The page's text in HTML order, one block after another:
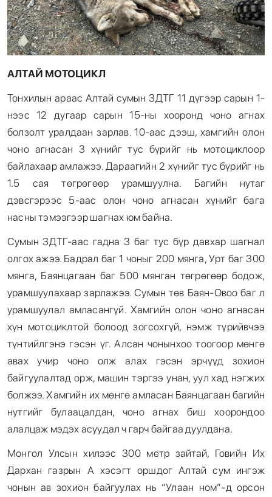
АЛТАЙ МОТОЦИКЛ
Тонхилын араас Алтай сумын ЗДТГ 11 дүгээр сарын 1-
нээс 12 дугаар сарын 15-ны хооронд чоно агнах
болзолт уралдаан зарлав. 10-аас дээш, хамгийн олон
чоно агнасан 3 хүнийг тус бүрийг нь мотоциклоор
байлахаар амлажээ. Дараагийн 2 хүнийг тус бүрийг нь
1.5 сая төгрөгөөр урамшуулна. Багийн нутаг
дэвсгэрээс 5-аас олон чоно агнасан хүнийг бага
насны тэмээгээр шагнах юм байна.
Сумын ЗДТГ-аас гадна 3 баг тус бүр давхар шагнал
олгох ажээ. Бадрал баг 1 чоныг 200 мянга, Урт баг 300
мянга, Баянцагаан баг 500 мянган төгрөгөөр бодож,
урамшуулахаар зарлажээ. Сумын төв Баян-Овоо баг л
урамшуулал амласангүй. Хамгийн олон чоно агнасан
хүн мотоциклтой болоод зогсохгүй, нэмж түрийвчээ
түнтийлгэнэ гэсэн үг. Алсан чонынхоо тоогоор мөнгө
авах учир чоно олж алах гэсэн эрчүүд зохион
байгуулалтад орж, машин тэргээ унан, уул хад нэгжих
болжээ. Хамгийн их мөнгө амласан Баянцагаан багийн
нутгийг булаацалдан, чоно агнах биш хоорондоо
алалцаж мэдэх асуудал ч гарч байгаа дуулдана.
Монгол Улсын хилээс 300 метр зайтай, Говийн Их
Дархан газрын А хэсэгт оршдог Алтай сум ингэж
чонын ав зохион байгуулах нь “Улаан ном”-д орсон